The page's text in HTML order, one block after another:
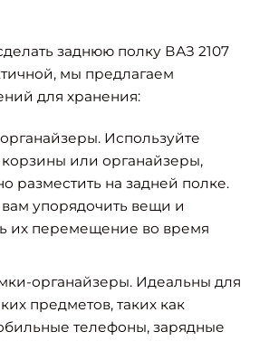
заднюю полку ВАЗ 2107
мы предлагаем
для хранения:
Используйте
или органайзеры,
разместить на задней полке.
упорядочить вещи и
их перемещение во время
органайзеры. Идеальны для
предметов, таких как
телефоны, зарядные